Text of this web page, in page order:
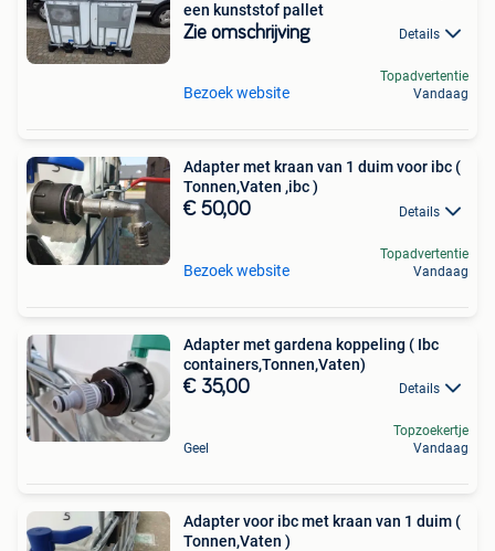
een kunststof pallet
Zie omschrijving Details
Bezoek website
Topadvertentie
Vandaag
Adapter met kraan van 1 duim voor ibc (
Tonnen,Vaten ,ibc )
€ 50,00 Details
Bezoek website
Topadvertentie
Vandaag
Adapter met gardena koppeling ( Ibc
containers,Tonnen,Vaten)
€ 35,00 Details
Geel
Topzoekertje
Vandaag
Adapter voor ibc met kraan van 1 duim (
Tonnen,Vaten )